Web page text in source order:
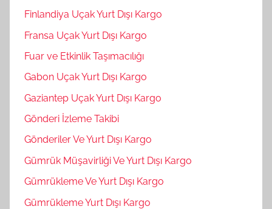
Finlandiya Uçak Yurt Dışı Kargo
Fransa Uçak Yurt Dışı Kargo
Fuar ve Etkinlik Taşımacılığı
Gabon Uçak Yurt Dışı Kargo
Gaziantep Uçak Yurt Dışı Kargo
Gönderi İzleme Takibi
Gönderiler Ve Yurt Dışı Kargo
Gümrük Müşavirliği Ve Yurt Dışı Kargo
Gümrükleme Ve Yurt Dışı Kargo
Gümrükleme Yurt Dışı Kargo